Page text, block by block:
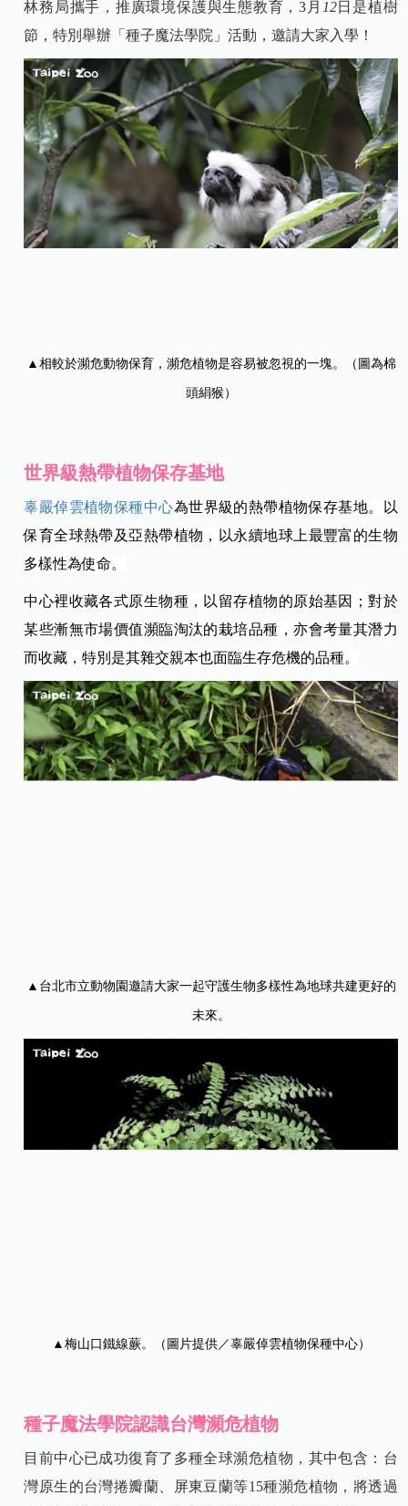
林務局攜手，推廣環境保護與生態教育，3 月 12日是植樹
節，特別舉辦「種子魔法學院」活動，邀請大家入學！
▲ 相較於瀕危動物保育，瀕危植物是容易被忽視的一塊。（圖為棉
頭絹猴）
世界級熱帶植物保存基地
辜嚴倬雲植物保種中心為世界級的熱帶植物保存基地。以
保育全球熱帶及亞熱帶植物，
以永續地球上最豐富的生物
多樣性為使命。
中心裡收藏各式原生物種，以留存植物的原始基因；對於
某些漸無市場價值瀕臨淘汰的栽培品種，亦會考量其潛力
而收藏，特別是其雜交親本也面臨生存危機的品種。
▲ 台北市立動物園邀請大家一起守護生物多樣性為地球共建更好的
未來。
▲ 梅山口鐵線蕨。（圖片提供／辜嚴倬雲植物保種中心）
種子魔法學院認識台灣瀕危植物
目前中心已成功復育了多種全球瀕危植物，其中包含：台
灣原生的台灣捲瓣蘭、屏東豆蘭等15種瀕危植物，將透過